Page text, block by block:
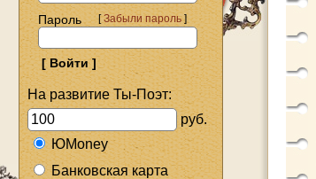
Пароль [Забыли пароль]
На развитие Ты-Поэт:
руб.
ЮMoney
Банковская карта